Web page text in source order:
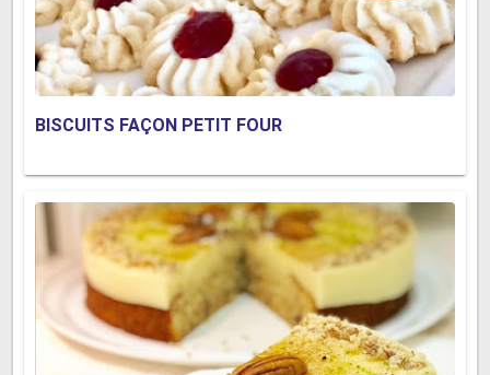
BISCUITS FAÇON PETIT FOUR